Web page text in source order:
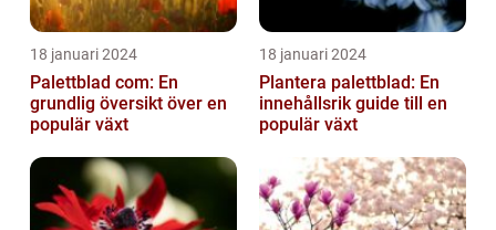
18 januari 2024
Palettblad com: En
grundlig översikt över en
populär växt
18 januari 2024
Plantera palettblad: En
innehållsrik guide till en
populär växt